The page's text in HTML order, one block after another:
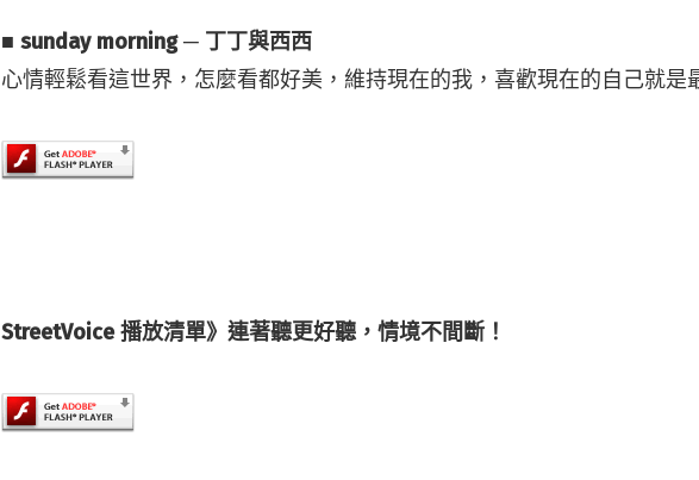
■ sunday morning ─ 丁丁與西西
心情輕鬆看這世界，怎麼看都好美，維持現在的我，喜歡現在的自己就是
StreetVoice 播放清單》連著聽更好聽，情境不間斷！